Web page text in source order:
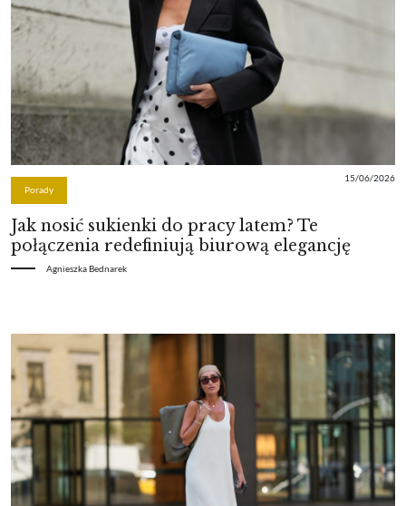
Porady
15/06/2026
Jak nosić sukienki do pracy latem? Te
połączenia redefiniują biurową elegancję
Agnieszka Bednarek